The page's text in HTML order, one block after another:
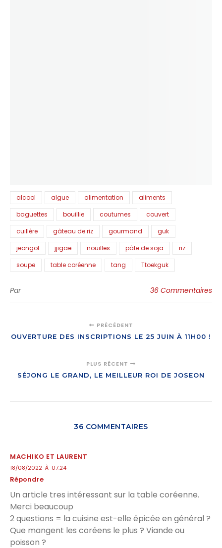
alcool algue alimentation
aliments
baguettes
bouillie coutumes
couvert
cuillère
gâteau de riz gourmand
guk
jeongol
jjigae nouilles pâte de soja
riz
soupe
table coréenne tang Ttoekguk
Par 36 Commentaires
PRÉCÉDENT
OUVERTURE DES INSCRIPTIONS LE 25 JUIN À 11H00 !
PLUS RÉCENT
SÉJONG LE GRAND, LE MEILLEUR ROI DE JOSEON
36 COMMENTAIRES
MACHIKO ET LAURENT
18/08/2022 À 07:24
Répondre
Un article tres intéressant sur la table coréenne.
Merci beaucoup
2 questions = la cuisine est-elle épicée en général ?
Que mangent les coréens le plus ? Viande ou
poisson ?